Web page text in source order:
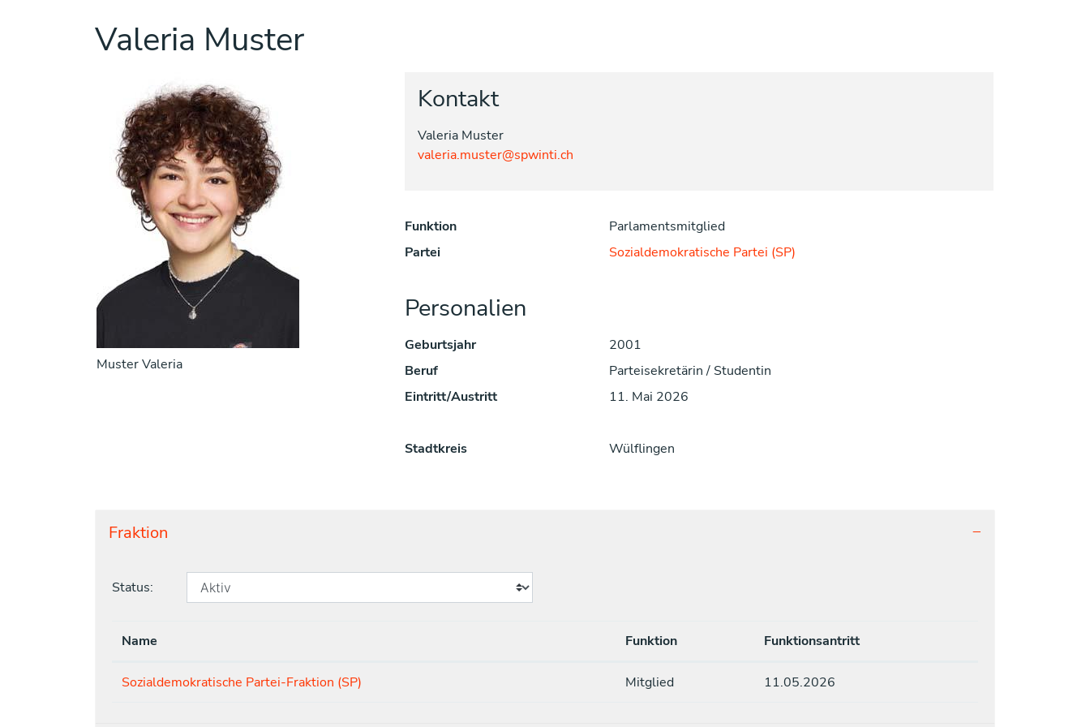
Valeria Muster
Muster Valeria
Kontakt
Valeria Muster
valeria.muster@spwinti.ch
Funktion
Parlamentsmitglied
Partei
Sozialdemokratische Partei (SP)
Personalien
Geburtsjahr
2001
Beruf
Parteisekretärin / Studentin
Eintritt/Austritt
11. Mai 2026
Stadtkreis Wülflingen
Zugehörige Objekte
Fraktion
Status:
Name Funktion Funktionsantritt
Sozialdemokratische Partei-Fraktion (SP) Mitglied 11.05.2026